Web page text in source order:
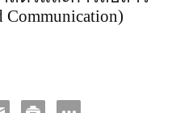
Communication)